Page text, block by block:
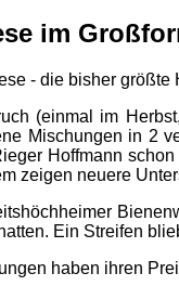
im
- die bisher größte
(einmal im
Mischungen in 2
Hoffmann
zeigen neuere
Ein Streifen
haben ihren